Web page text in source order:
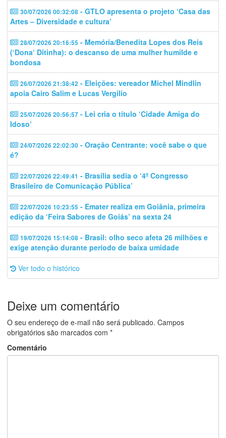
30/07/2026 00:32:08 - GTLO apresenta o projeto ‘Casa das
Artes – Diversidade e cultura’
28/07/2026 20:16:55 - Memória/Benedita Lopes dos Reis
(‘Dona‘ Ditinha): o descanso de uma mulher humilde e
bondosa
26/07/2026 21:38:42 - Eleições: vereador Michel Mindlin
apoia Cairo Salim e Lucas Vergilio
25/07/2026 20:56:57 - Lei cria o título ‘Cidade Amiga do
Idoso’
24/07/2026 22:02:30 - Oração Centrante: você sabe o que
é?
22/07/2026 22:49:41 - Brasília sedia o ‘4º Congresso
Brasileiro de Comunicação Pública’
22/07/2026 10:23:55 - Emater realiza em Goiânia, primeira
edição da ‘Feira Sabores de Goiás’ na sexta 24
19/07/2026 15:14:08 - Brasil: olho seco afeta 26 milhões e
exige atenção durante período de baixa umidade
Ver todo o histórico
Deixe um comentário
O seu endereço de e-mail não será publicado. Campos
obrigatórios são marcados com *
Comentário